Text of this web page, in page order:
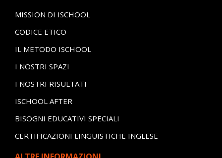
MISSION DI ISCHOOL
CODICE ETICO
IL METODO ISCHOOL
I NOSTRI SPAZI
I NOSTRI RISULTATI
ISCHOOL AFTER
BISOGNI EDUCATIVI SPECIALI
CERTIFICAZIONI LINGUISTICHE INGLESE